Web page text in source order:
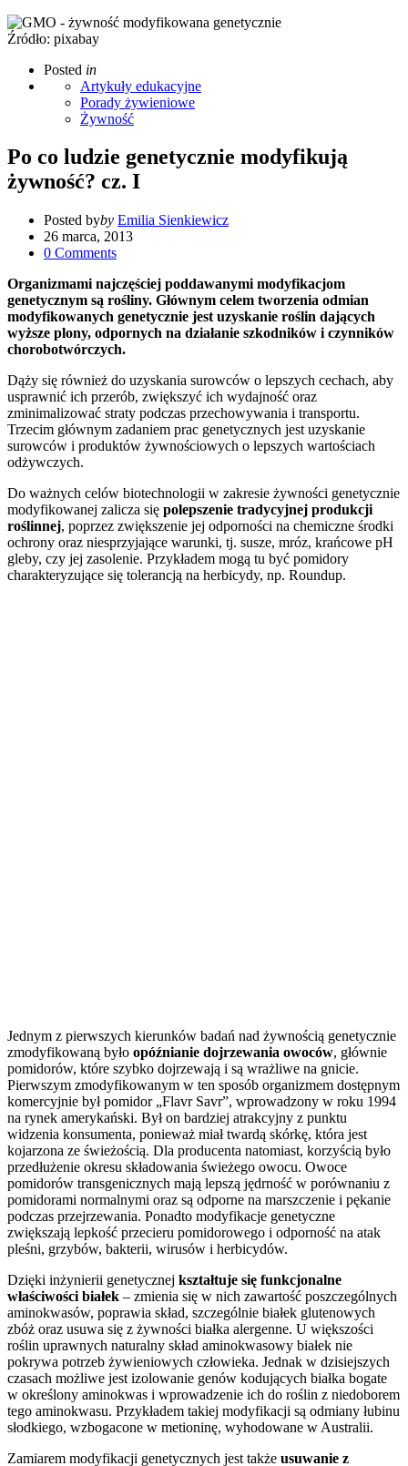
Źródło: pixabay
Posted in
Artykuły edukacyjne
Porady żywieniowe
Żywność
Po co ludzie genetycznie modyfikują
żywność? cz. I
Posted byby Emilia Sienkiewicz
26 marca, 2013
0 Comments
Organizmami najczęściej poddawanymi modyfikacjom
genetycznym są rośliny. Głównym celem tworzenia odmian
modyfikowanych genetycznie jest uzyskanie roślin dających
wyższe plony, odpornych na działanie szkodników i czynników
chorobotwórczych.
Dąży się również do uzyskania surowców o lepszych cechach, aby
usprawnić ich przerób, zwiększyć ich wydajność oraz
zminimalizować straty podczas przechowywania i transportu.
Trzecim głównym zadaniem prac genetycznych jest uzyskanie
surowców i produktów żywnościowych o lepszych wartościach
odżywczych.
Do ważnych celów biotechnologii w zakresie żywności genetycznie
modyfikowanej zalicza się polepszenie tradycyjnej produkcji
roślinnej, poprzez zwiększenie jej odporności na chemiczne środki
ochrony oraz niesprzyjające warunki, tj. susze, mróz, krańcowe pH
gleby, czy jej zasolenie. Przykładem mogą tu być pomidory
charakteryzujące się tolerancją na herbicydy, np. Roundup.
Jednym z pierwszych kierunków badań nad żywnością genetycznie
zmodyfikowaną było opóźnianie dojrzewania owoców, głównie
pomidorów, które szybko dojrzewają i są wrażliwe na gnicie.
Pierwszym zmodyfikowanym w ten sposób organizmem dostępnym
komercyjnie był pomidor „Flavr Savr”, wprowadzony w roku 1994
na rynek amerykański. Był on bardziej atrakcyjny z punktu
widzenia konsumenta, ponieważ miał twardą skórkę, która jest
kojarzona ze świeżością. Dla producenta natomiast, korzyścią było
przedłużenie okresu składowania świeżego owocu. Owoce
pomidorów transgenicznych mają lepszą jędrność w porównaniu z
pomidorami normalnymi oraz są odporne na marszczenie i pękanie
podczas przejrzewania. Ponadto modyfikacje genetyczne
zwiększają lepkość przecieru pomidorowego i odporność na atak
pleśni, grzybów, bakterii, wirusów i herbicydów.
Dzięki inżynierii genetycznej kształtuje się funkcjonalne
właściwości białek – zmienia się w nich zawartość poszczególnych
aminokwasów, poprawia skład, szczególnie białek glutenowych
zbóż oraz usuwa się z żywności białka alergenne. U większości
roślin uprawnych naturalny skład aminokwasowy białek nie
pokrywa potrzeb żywieniowych człowieka. Jednak w dzisiejszych
czasach możliwe jest izolowanie genów kodujących białka bogate
w określony aminokwas i wprowadzenie ich do roślin z niedoborem
tego aminokwasu. Przykładem takiej modyfikacji są odmiany łubinu
słodkiego, wzbogacone w metioninę, wyhodowane w Australii.
Zamiarem modyfikacji genetycznych jest także usuwanie z